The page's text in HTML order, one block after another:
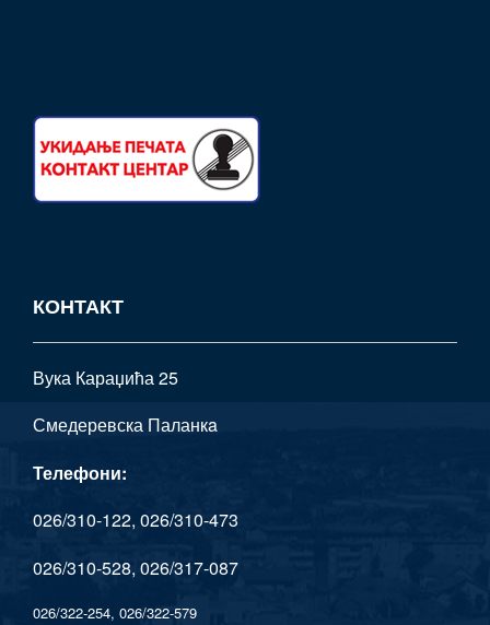
КОНТАКТ
Вука Караџића 25
Смедеревска Паланкa
Телефони:
026/310-122, 026/310-473
026/310-528, 026/317-087
026/322-254, 026/322-579